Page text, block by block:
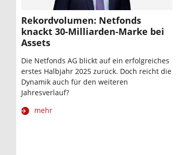
Rekordvolumen: Netfonds
knackt 30-Milliarden-Marke bei
Assets
Die Netfonds AG blickt auf ein erfolgreiches
erstes Halbjahr 2025 zurück. Doch reicht die
Dynamik auch für den weiteren
Jahresverlauf?
mehr